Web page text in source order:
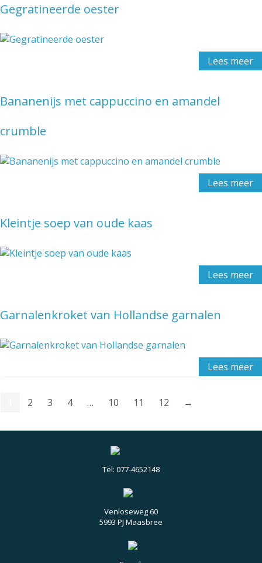
Gegratineerde oester
Lees meer
Bananenijs met cappuccino en amandel
crumble
Lees meer
Kleintje soep van oude kaas
Lees meer
Garnalenkroket van Hollandse garnalen
Lees meer
2 3 4 … 10 11 12 →
Tel: 077-4652148
Venloseweg 60
5993 PJ Maasbree